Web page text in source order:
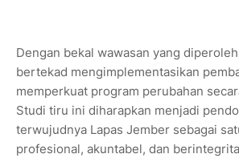
Dengan bekal wawasan yang
bertekad mengimplementasikan
memperkuat program perubahan
Studi tiru ini diharapkan menjadi
terwujudnya Lapas Jember sebagai
profesional, akuntabel, dan